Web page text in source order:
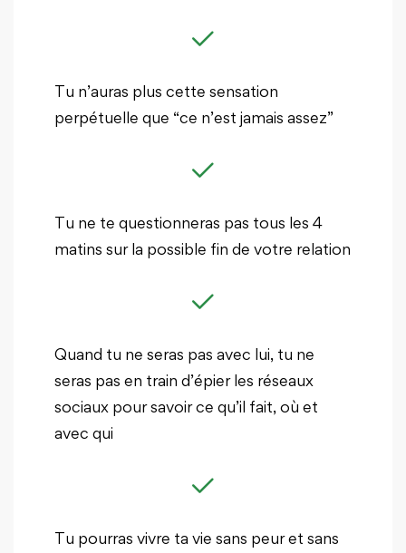
Tu n’auras plus cette sensation
perpétuelle que “ce n’est jamais assez”
Tu ne te questionneras pas tous les 4
matins sur la possible fin de votre relation
Quand tu ne seras pas avec lui, tu ne
seras pas en train d’épier les réseaux
sociaux pour savoir ce qu’il fait, où et
avec qui
Tu pourras vivre ta vie sans peur et sans